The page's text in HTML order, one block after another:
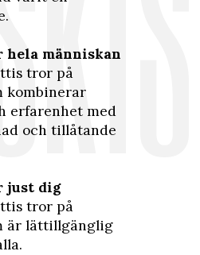
hela människan
tror på
kombinerar
erfarenhet med
och tillåtande
just dig
tror på
är lättillgänglig